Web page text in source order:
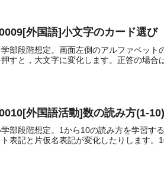
外国語]小文字のカード選び
部段階想定。画面左側のアルファベット
押すと，大文字に変化します。正答の場合
外国語活動]数の読み方(1-10)
部段階想定。1から10の読み方を学習す
ト表記と片仮名表記が変化したりします